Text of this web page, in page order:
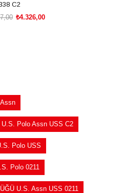
C2
₺4.326,00
Polo Assn USS C2
Polo USS
Polo 0211
U.S. Assn USS 0211